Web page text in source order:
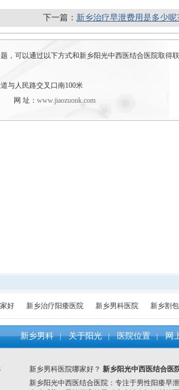
下一篇： 新乡治疗早泄费用是多少呢
，可以通过以下方式和新乡阳光中西医结合医院取得
与人民路交叉口南100米
网 址： www.jiaozuonk.com
好 新乡治疗阳痿医院 新乡男科医院 新乡割
新乡男科 | 关于阳光 | 医院位置 | 网
新乡男科医院哪家好？ 新乡阳光中西医结合医
新乡阳光中西医结合医院 ： 专注于男性阳痿早